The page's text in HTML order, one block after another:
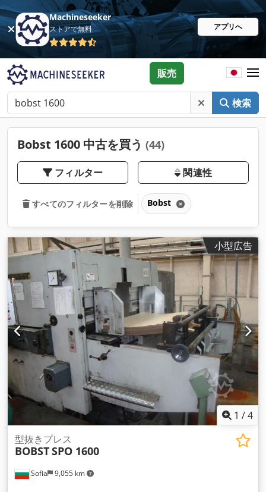
Machineseeker
ストアで無料 アプリへ
検索
販売
Bobst 1600 中古を買う (44)
フィルター 関連性
すべてのフィルターを削除 Bobst
小型広告
1 /4
Sofia 9,055 km
型抜きプレス
BOBSTSPO 1600